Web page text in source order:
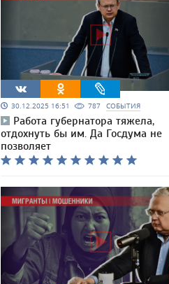
30.12.2025 16:51 787 СОБЫТИЯ
Работа губернатора тяжела,
отдохнуть бы им. Да Госдума не
позволяет